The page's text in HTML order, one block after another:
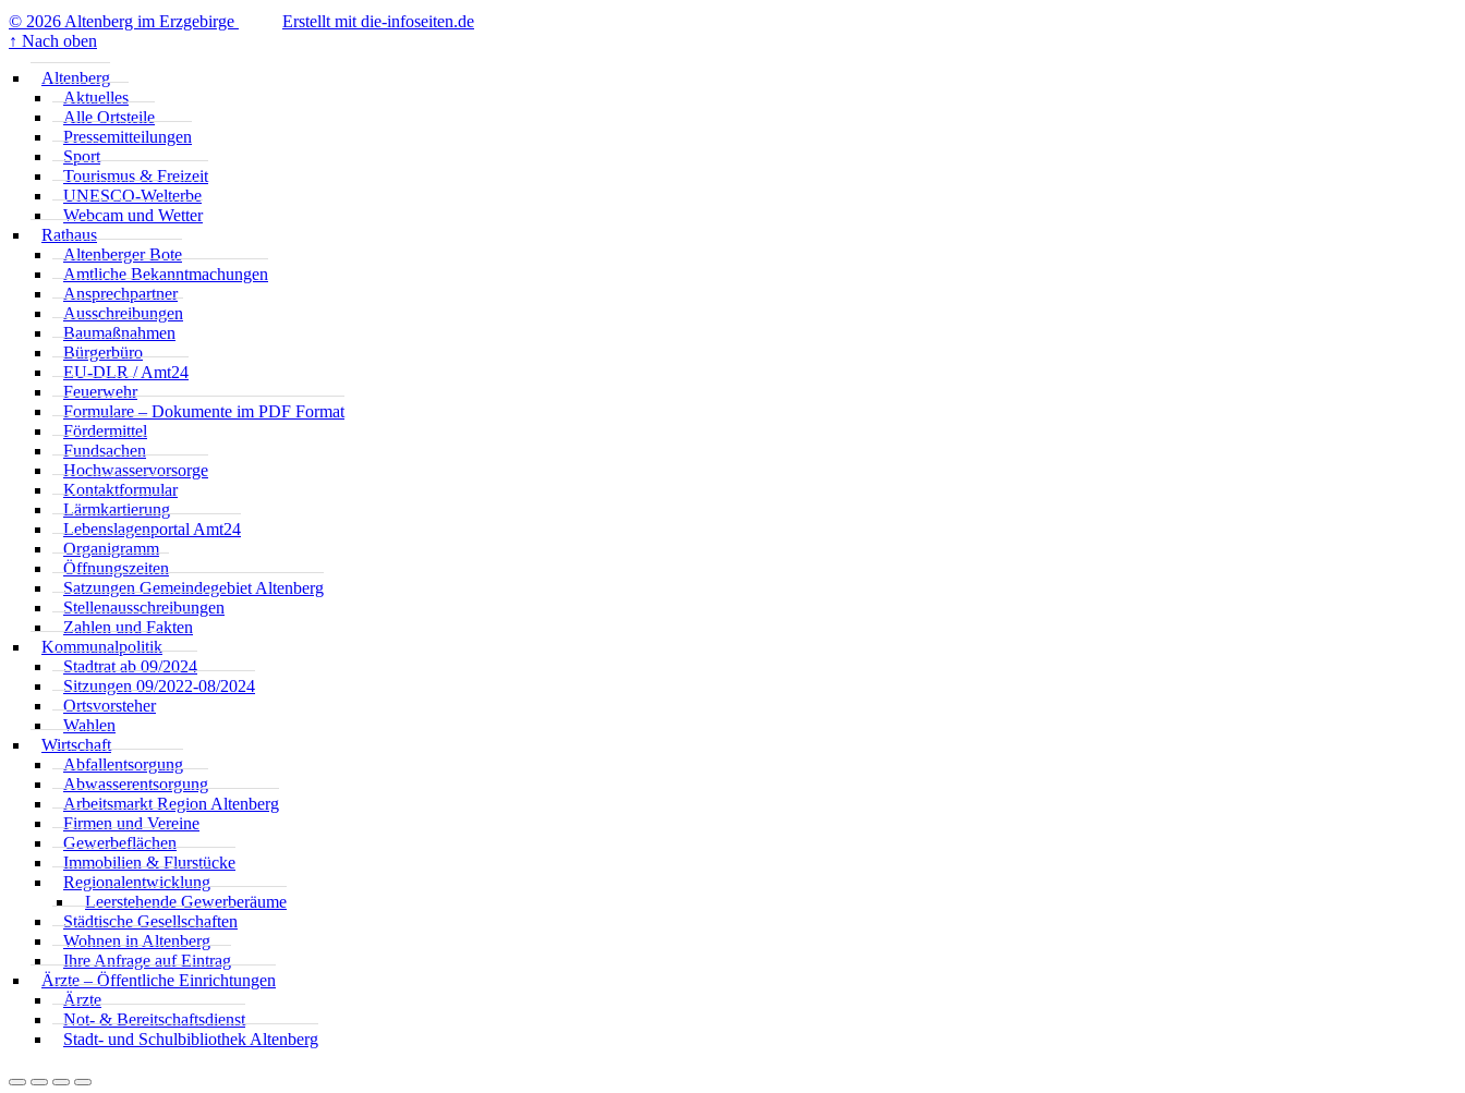
© 2026 Altenberg im Erzgebirge
Erstellt mit die-infoseiten.de
↑ Nach oben
Altenberg
Aktuelles
Alle Ortsteile
Pressemitteilungen
Sport
Tourismus & Freizeit
UNESCO-Welterbe
Webcam und Wetter
Rathaus
Altenberger Bote
Amtliche Bekanntmachungen
Ansprechpartner
Ausschreibungen
Baumaßnahmen
Bürgerbüro
EU-DLR / Amt24
Feuerwehr
Formulare – Dokumente im PDF Format
Fördermittel
Fundsachen
Hochwasservorsorge
Kontaktformular
Lärmkartierung
Lebenslagenportal Amt24
Organigramm
Öffnungszeiten
Satzungen Gemeindegebiet Altenberg
Stellenausschreibungen
Zahlen und Fakten
Kommunalpolitik
Stadtrat ab 09/2024
Sitzungen 09/2022-08/2024
Ortsvorsteher
Wahlen
Wirtschaft
Abfallentsorgung
Abwasserentsorgung
Arbeitsmarkt Region Altenberg
Firmen und Vereine
Gewerbeflächen
Immobilien & Flurstücke
Regionalentwicklung
Leerstehende Gewerberäume
Städtische Gesellschaften
Wohnen in Altenberg
Ihre Anfrage auf Eintrag
Ärzte – Öffentliche Einrichtungen
Ärzte
Not- & Bereitschaftsdienst
Stadt- und Schulbibliothek Altenberg